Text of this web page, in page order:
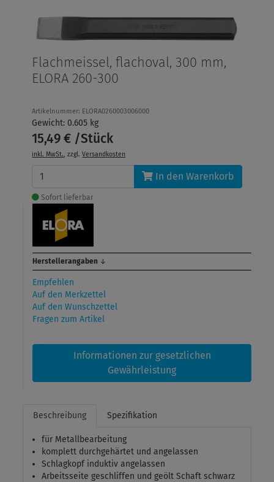
Flachmeissel, flachoval, 300 mm,
ELORA 260-300
Artikelnummer: ELORA0260003006000
Gewicht: 0.605 kg
15,49 € /Stück
inkl. MwSt. , zzgl.Versandkosten
In den Warenkorb
Sofort lieferbar
Herstellerangaben ↓
Empfehlen
Auf den Merkzettel
Auf den Wunschzettel
Fragen zum Artikel
Informationen zur gesetzlichen
Gewährleistung
Beschreibung Spezifikation
für Metallbearbeitung
komplett durchgehärtet und angelassen
Schlagkopf induktiv angelassen
Arbeitsseite geschliffen und geölt Schaft schwarz